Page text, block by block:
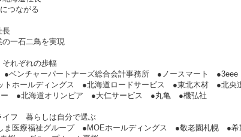
つながる
長
一石二鳥を実現
れぞれの歩幅
ベンチャーパートナーズ総合会計事務所 ●ノースマート
ホールディングス ●北海道ロードサービス ●東北木材 ●北
ー ●北海道オリンピア ●大仁サービス ●丸亀 ●機弘社
イフ 暮らしは自分で選ぶ
ま医療福祉グループ ●MOEホールディングス ●敬老園札幌 ●